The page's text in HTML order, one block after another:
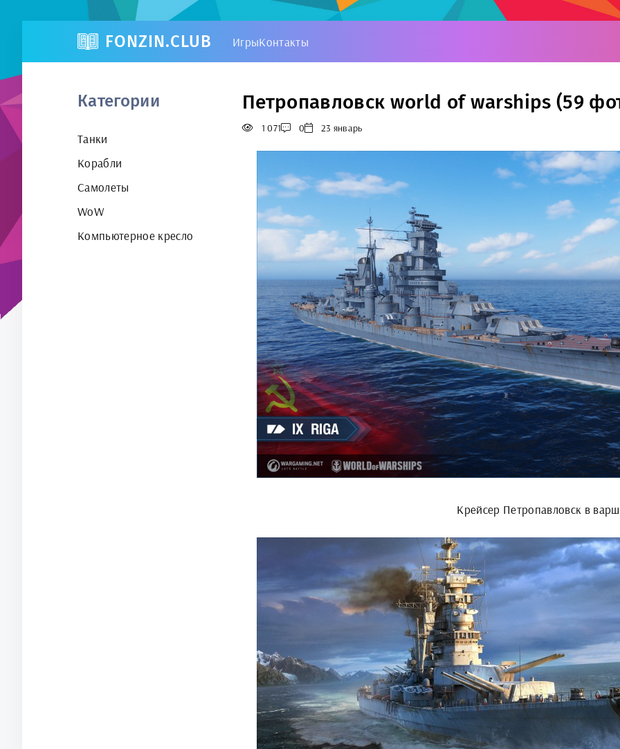
FONZIN.CLUB ИгрыКонтакты
Категории
Танки
Корабли
Самолеты
WoW
Компьютерное кресло
Петропавловск world of warships (59
1 071 0 23 январь
Крейсер Петропавловск в